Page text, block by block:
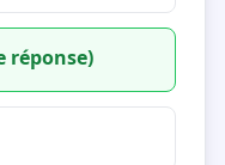
réponse)